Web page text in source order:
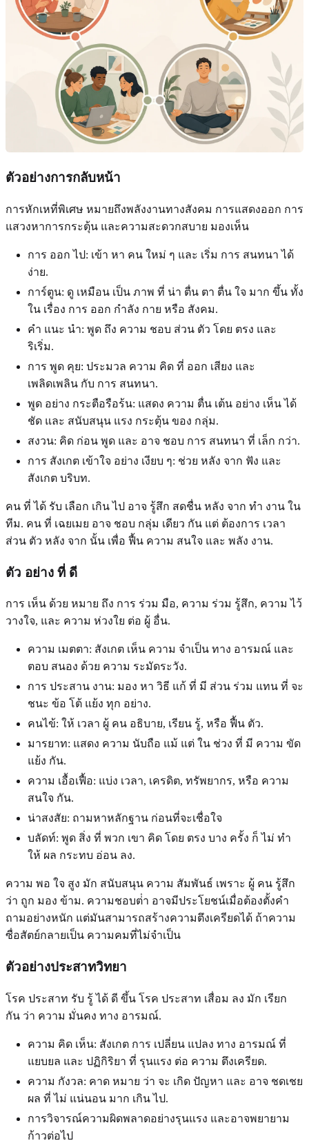
ตัวอย่างการกลับหน้า
การหักเหที่พิเศษ หมายถึงพลังงานทางสังคม การแสดงออก การ
แสวงหาการกระตุ้น และความสะดวกสบาย มองเห็น
การ ออก ไป: เข้า หา คน ใหม่ ๆ และ เริ่ม การ สนทนา ได้
ง่าย.
การ์ตูน: ดู เหมือน เป็น ภาพ ที่ น่า ตื่น ตา ตื่น ใจ มาก ขึ้น ทั้ง
ใน เรื่อง การ ออก กําลัง กาย หรือ สังคม.
คํา แนะ นํา: พูด ถึง ความ ชอบ ส่วน ตัว โดย ตรง และ
ริเริ่ม.
การ พูด คุย: ประมวล ความ คิด ที่ ออก เสียง และ
เพลิดเพลิน กับ การ สนทนา.
พูด อย่าง กระตือรือร้น: แสดง ความ ตื่น เต้น อย่าง เห็น ได้
ชัด และ สนับสนุน แรง กระตุ้น ของ กลุ่ม.
สงวน: คิด ก่อน พูด และ อาจ ชอบ การ สนทนา ที่ เล็ก กว่า.
การ สังเกต เข้าใจ อย่าง เงียบ ๆ: ช่วย หลัง จาก ฟัง และ
สังเกต บริบท.
คน ที่ ได้ รับ เลือก เกิน ไป อาจ รู้สึก สดชื่น หลัง จาก ทํา งาน ใน
ทีม. คน ที่ เฉยเมย อาจ ชอบ กลุ่ม เดียว กัน แต่ ต้องการ เวลา
ส่วน ตัว หลัง จาก นั้น เพื่อ ฟื้น ความ สนใจ และ พลัง งาน.
ตัว อย่าง ที่ ดี
การ เห็น ด้วย หมาย ถึง การ ร่วม มือ, ความ ร่วม รู้สึก, ความ ไว้
วางใจ, และ ความ ห่วงใย ต่อ ผู้ อื่น.
ความ เมตตา: สังเกต เห็น ความ จําเป็น ทาง อารมณ์ และ
ตอบ สนอง ด้วย ความ ระมัดระวัง.
การ ประสาน งาน: มอง หา วิธี แก้ ที่ มี ส่วน ร่วม แทน ที่ จะ
ชนะ ข้อ โต้ แย้ง ทุก อย่าง.
คนไข้: ให้ เวลา ผู้ คน อธิบาย, เรียน รู้, หรือ ฟื้น ตัว.
มารยาท: แสดง ความ นับถือ แม้ แต่ ใน ช่วง ที่ มี ความ ขัด
แย้ง กัน.
ความ เอื้อเฟื้อ: แบ่ง เวลา, เครดิต, ทรัพยากร, หรือ ความ
สนใจ กัน.
น่าสงสัย: ถามหาหลักฐาน ก่อนที่จะเชื่อใจ
บลัดท์: พูด สิ่ง ที่ พวก เขา คิด โดย ตรง บาง ครั้ง ก็ ไม่ ทํา
ให้ ผล กระทบ อ่อน ลง.
ความ พอ ใจ สูง มัก สนับสนุน ความ สัมพันธ์ เพราะ ผู้ คน รู้สึก
ว่า ถูก มอง ข้าม. ความชอบต่ํา อาจมีประโยชน์เมื่อต้องตั้งคํา
ถามอย่างหนัก แต่มันสามารถสร้างความตึงเครียดได้ ถ้าความ
ซื่อสัตย์กลายเป็น ความคมที่ไม่จําเป็น
ตัวอย่างประสาทวิทยา
โรค ประสาท รับ รู้ ได้ ดี ขึ้น โรค ประสาท เสื่อม ลง มัก เรียก
กัน ว่า ความ มั่นคง ทาง อารมณ์.
ความ คิด เห็น: สังเกต การ เปลี่ยน แปลง ทาง อารมณ์ ที่
แยบยล และ ปฏิกิริยา ที่ รุนแรง ต่อ ความ ตึงเครียด.
ความ กังวล: คาด หมาย ว่า จะ เกิด ปัญหา และ อาจ ชดเชย
ผล ที่ ไม่ แน่นอน มาก เกิน ไป.
การวิจารณ์ความผิดพลาดอย่างรุนแรง และอาจพยายาม
ก้าวต่อไป